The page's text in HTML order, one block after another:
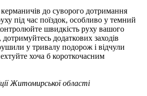
керманичів до суворого дотримання
під час поїздок, особливо у темний
швидкість руху вашого
дотримуйтесь додаткових заходів
у тривалу подорож і відчули
хоча б короткочасним
Житомирської області